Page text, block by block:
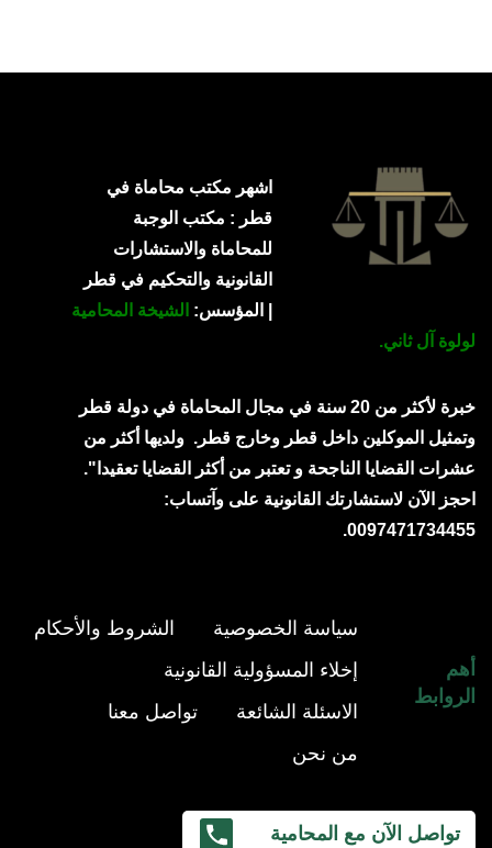
اشهر مكتب محاماة في
قطر : مكتب الوجبة
للمحاماة والاستشارات
القانونية والتحكيم في قطر
| المؤسس: الشيخة المحامية
لولوة آل ثاني.
خبرة لأكثر من 20 سنة في مجال المحاماة في دولة قطر
وتمثيل الموكلين داخل قطر وخارج قطر. ولديها أكثر من
عشرات القضايا الناجحة و تعتبر من أكثر القضايا تعقيدا".
احجز الآن لاستشارتك القانونية على وآتساب:
0097471734455.
أهم
الروابط
سياسة الخصوصية
الشروط والأحكام
إخلاء المسؤولية القانونية
الاسئلة الشائعة
تواصل معنا
من نحن
تواصل الآن مع المحامية